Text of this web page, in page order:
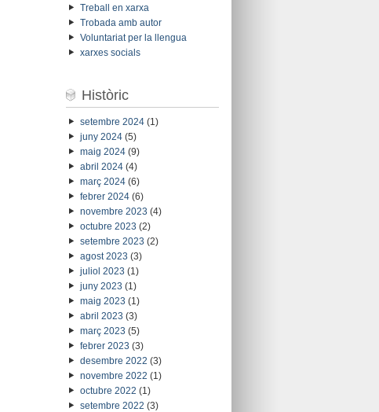
Treball en xarxa
Trobada amb autor
Voluntariat per la llengua
xarxes socials
Històric
setembre 2024(1)
juny 2024(5)
maig 2024(9)
abril 2024(4)
març 2024(6)
febrer 2024(6)
novembre 2023 (4)
octubre 2023 (2)
setembre 2023 (2)
agost 2023 (3)
juliol 2023 (1)
juny 2023 (1)
maig 2023 (1)
abril 2023 (3)
març 2023 (5)
febrer 2023 (3)
desembre 2022 (3)
novembre 2022 (1)
octubre 2022 (1)
setembre 2022 (3)